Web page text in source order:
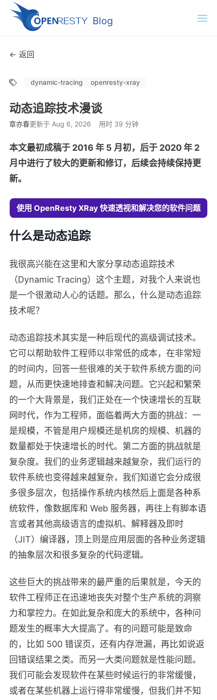
Blog
OpenResty Edge
文档
← 返回
dynamic-tracing openresty-xray
动态追踪技术漫谈
章亦春更新于 Aug 6, 2026 用时 39 分钟
本文最初成稿于 2016 年 5 月初，后于 2020 年 2
月中进行了较大的更新和修订，后续会持续保持更
新。
使用 OpenResty XRay 快速透视和解决您的软件问题
什么是动态追踪
我很高兴能在这里和大家分享动态追踪技术
（Dynamic Tracing）这个主题，对我个人来说也
是一个很激动人心的话题。那么，什么是动态追踪
技术呢？
动态追踪技术其实是一种后现代的高级调试技术。
它可以帮助软件工程师以非常低的成本，在非常短
的时间内，回答一些很难的关于软件系统方面的问
题，从而更快速地排查和解决问题。它兴起和繁荣
的一个大背景是，我们正处在一个快速增长的互联
网时代，作为工程师，面临着两大方面的挑战：一
是规模，不管是用户规模还是机房的规模、机器的
数量都处于快速增长的时代。第二方面的挑战就是
复杂度。我们的业务逻辑越来越复杂，我们运行的
软件系统也变得越来越复杂，我们知道它会分成很
多很多层次，包括操作系统内核然后上面是各种系
统软件，像数据库和 Web 服务器，再往上有脚本语
言或者其他高级语言的虚拟机、解释器及即时
（JIT）编译器，顶上则是应用层面的各种业务逻辑
的抽象层次和很多复杂的代码逻辑。
这些巨大的挑战带来的最严重的后果就是，今天的
软件工程师正在迅速地丧失对整个生产系统的洞察
力和掌控力。在如此复杂和庞大的系统中，各种问
题发生的概率大大提高了。有的问题可能是致命
的，比如 500 错误页，还有内存泄漏，再比如说返
回错误结果之类。而另一大类问题就是性能问题。
我们可能会发现软件在某些时候运行的非常缓慢，
或者在某些机器上运行得非常缓慢，但我们并不知